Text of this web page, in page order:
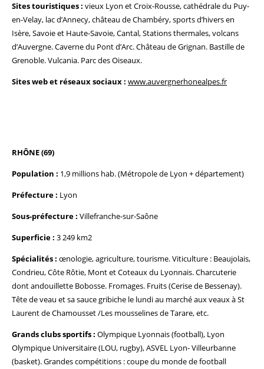
Sites touristiques : vieux Lyon et Croix-Rousse, cathédrale du Puy-
en-Velay, lac d’Annecy, château de Chambéry, sports d’hivers en
Isère, Savoie et Haute-Savoie, Cantal, Stations thermales, volcans
d’Auvergne. Caverne du Pont d’Arc. Château de Grignan. Bastille de
Grenoble. Vulcania. Parc des Oiseaux.
Sites web et réseaux sociaux : www.auvergnerhonealpes.fr
RHÔNE (69)
Population : 1,9 millions hab. (Métropole de Lyon + département)
Préfecture : Lyon
Sous-préfecture : Villefranche-sur-Saône
Superficie : 3 249 km2
Spécialités : œnologie, agriculture, tourisme. Viticulture : Beaujolais,
Condrieu, Côte Rôtie, Mont et Coteaux du Lyonnais. Charcuterie
dont andouillette Bobosse. Fromages. Fruits (Cerise de Bessenay).
Tête de veau et sa sauce gribiche le lundi au marché aux veaux à St
Laurent de Chamousset /Les mousselines de Tarare, etc.
Grands clubs sportifs : Olympique Lyonnais (football), Lyon
Olympique Universitaire (LOU, rugby), ASVEL Lyon- Villeurbanne
(basket). Grandes compétitions : coupe du monde de football